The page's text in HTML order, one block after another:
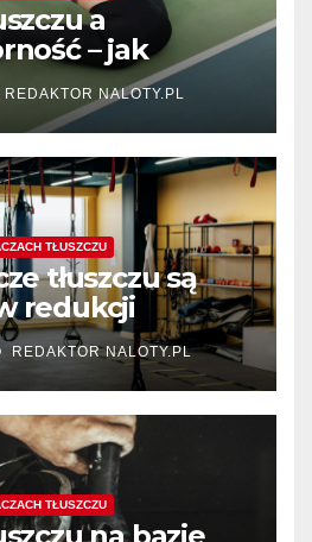
a
– jak
procesy
REDAKTOR NALOTY.PL
TŁUSZCZU
tłuszczu są
redukcji
ud?
REDAKTOR NALOTY.PL
TŁUSZCZU